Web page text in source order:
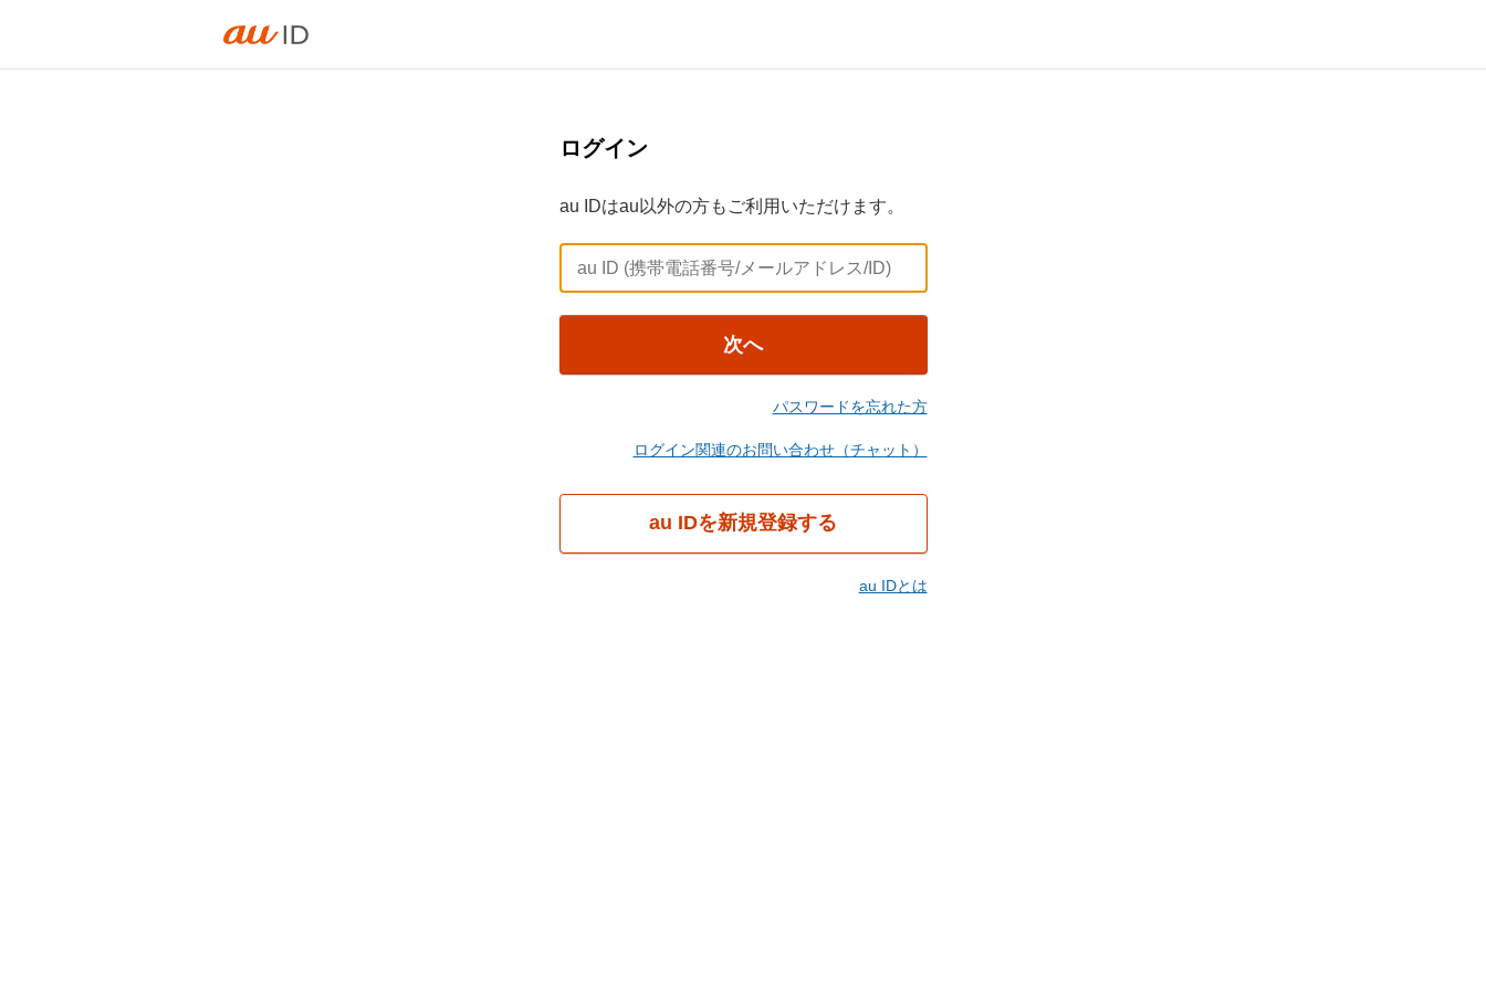
ログイン
au IDはau以外の方もご利用いただけます。
次へ
パスワードを忘れた方
ログイン関連のお問い合わせ（チャット）
au IDを新規登録する
au IDとは